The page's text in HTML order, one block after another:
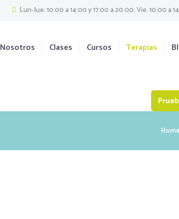
Lun-Jue: 10:00 a 14:00 y 17:00 a 20:00. Vie: 10:00 a
Nosotros Clases Cursos Terapias
Home